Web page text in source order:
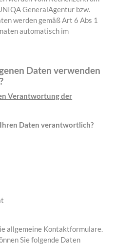
GeneralAgentur bzw.
werden gemäß Art 6 Abs 1
automatisch im
Daten verwenden
Verantwortung der
Daten verantwortlich?
allgemeine Kontaktformulare.
Sie folgende Daten